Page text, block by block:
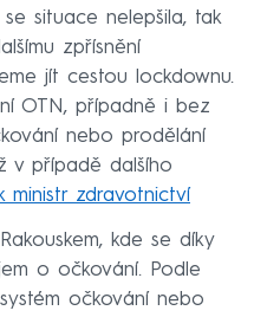
situace nelepšila, tak
zpřísnění
jít cestou lockdownu.
OTN, případně i bez
nebo prodělání
v případě dalšího
ministr zdravotnictví
kde se díky
o očkování. Podle
očkování nebo